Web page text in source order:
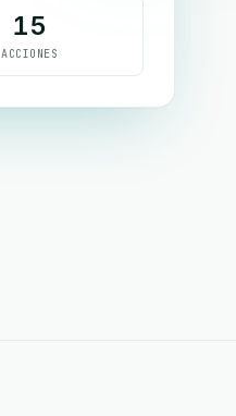
15
ACCIONES